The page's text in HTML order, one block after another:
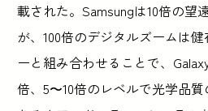
載された。Samsungは10倍の望
が、100倍のデジタルズームは
ーと組み合わせることで、
倍、5〜10倍のレベルで光学品